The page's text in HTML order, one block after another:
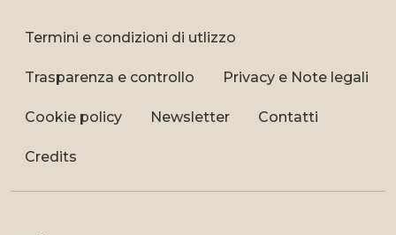
Termini e condizioni di utlizzo
Trasparenza e controllo Privacy e Note legali
Cookie policy Newsletter Contatti
Credits